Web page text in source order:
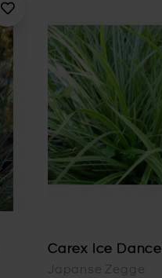
Carex Ice Dance
Japanse Zegge